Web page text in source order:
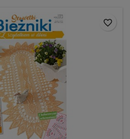
favorite_border